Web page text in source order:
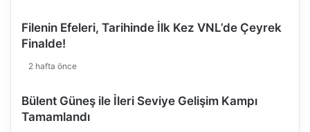
Filenin Efeleri, Tarihinde İlk Kez VNL’de Çeyrek
Finalde!
2 hafta önce
Bülent Güneş ile İleri Seviye Gelişim Kampı
Tamamlandı